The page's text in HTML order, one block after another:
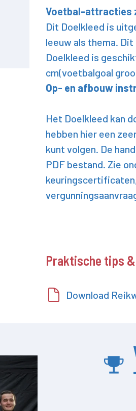
Voetbal-attracties
Dit Doelkleed is
leeuw als thema.
Doelkleed is
cm(voetbalgoal
Op- en afbouw
Het Doelkleed kan
hebben hier een
kunt volgen. De
PDF bestand. Zie
Praktische tips
Download